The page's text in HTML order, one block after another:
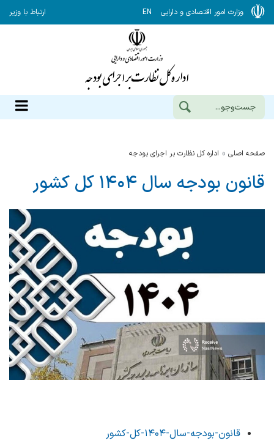
وزارت امور اقتصادی و دارایی EN ارتباط با وزیر
صفحه اصلی اداره كل نظارت بر اجراي بودجه
قانون بودجه سال ۱۴۰۴ کل کشور
قانون-بودجه-سال-۱۴۰۴-کل-کشور